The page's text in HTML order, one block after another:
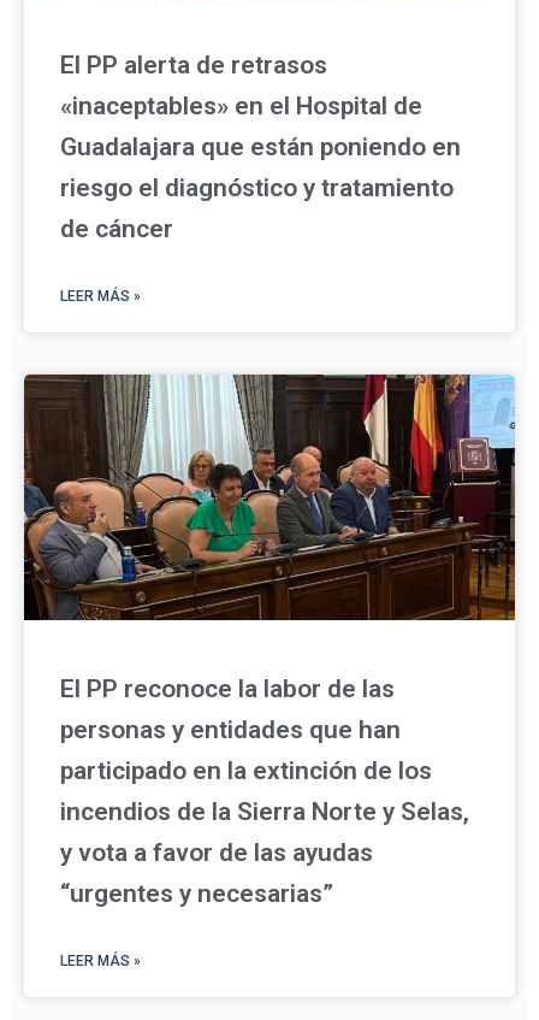
El PP alerta de retrasos
«inaceptables» en el Hospital de
Guadalajara que están poniendo en
riesgo el diagnóstico y tratamiento
de cáncer
LEER MÁS »
El PP reconoce la labor de las
personas y entidades que han
participado en la extinción de los
incendios de la Sierra Norte y Selas,
y vota a favor de las ayudas
“urgentes y necesarias”
LEER MÁS »